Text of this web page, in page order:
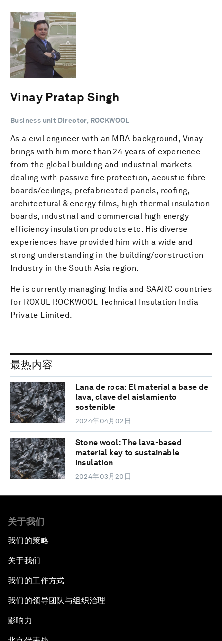
Vinay Pratap Singh
Business unit Director, ROCKWOOL
As a civil engineer with an MBA background, Vinay
brings with him more than 24 years of experience
from the global building and industrial markets
dealing with passive fire protection, acoustic fibre
boards/ceilings, prefabricated panels, roofing,
architectural & energy films, high thermal insulation
boards, industrial and commercial high energy
efficiency insulation products etc. His diverse
experiences have provided him with a wide and
strong understanding in the building/construction
Industry in the South Asia region.
He is currently managing India and SAARC countries
for ROXUL ROCKWOOL Technical Insulation India
Private Limited.
最热内容
Lana de roca: El material a base de
lava, clave del aislamiento
sostenible
2024年04月02日
Stone wool: The lava-based
material key to sustainable
insulation
2024年03月20日
关于我们
我们的策略
关于我们
我们的工作方式
我们的领导团队与组织治理
影响力